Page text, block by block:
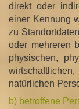
direkt oder
einer Kennung
zu
oder mehreren
physischen,
natürlichen
b) betroffene